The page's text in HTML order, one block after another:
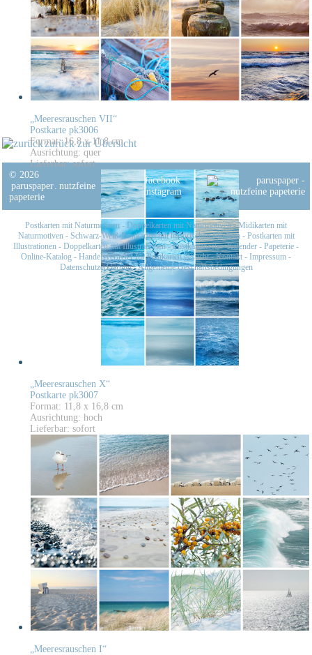
„Meeresrauschen VII“
Postkarte pk3006
Format: 16,8 x 11,8 cm
Ausrichtung: quer
Lieferbar: sofort
„Meeresrauschen X“
Postkarte pk3007
Format: 11,8 x 16,8 cm
Ausrichtung: hoch
Lieferbar: sofort
„Meeresrauschen I“
zurück zur Übersicht
© 2026
paruspaper. nutzfeine
papeterie
facebook
instagram
Postkarten mit Naturmotiven - Doppelkarten mit Naturmotiven-Midikarten mit
Naturmotiven- Schwarz-Weiß-Postkarten mit historischen Motiven- Postkarten mit
Illustrationen - Doppelkarten mit Illustrationen-Postkartensets-Kalender - Papeterie -
Online-Katalog - Handelsvertreter für Postkarten gesucht-Kontakt - Impressum -
Datenschutzerklärung-Allgemeine Geschäftsbedingungen